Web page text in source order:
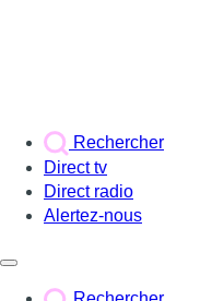
Rechercher
Direct tv
Direct radio
Alertez-nous